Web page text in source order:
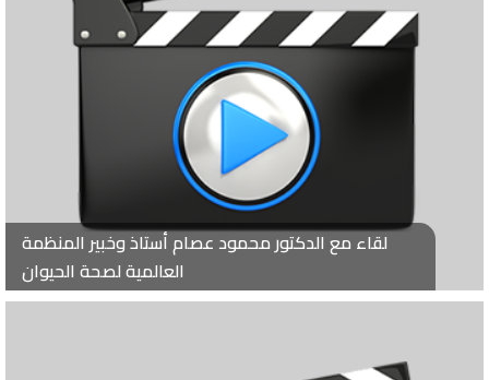
لقاء مع الدكتور محمود عصام أستاذ وخبير المنظمة
العالمية لصحة الحيوان